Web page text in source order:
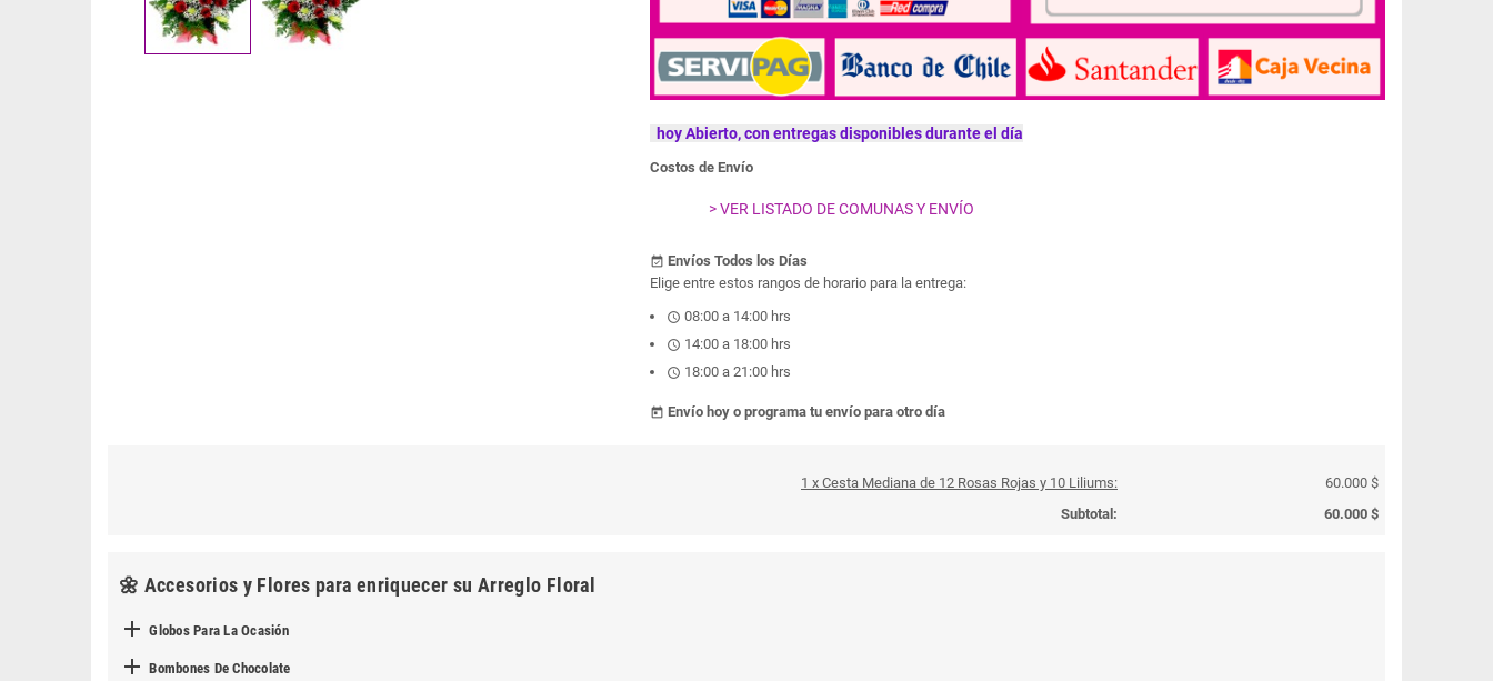
hoy Abierto, con entregas disponibles durante el día
Costos de Envío
> VER LISTADO DE COMUNAS Y ENVÍO
event_available Envíos Todos los Días
Elige entre estos rangos de horario para la entrega:
schedule 08:00 a 14:00 hrs
schedule 14:00 a 18:00 hrs
schedule 18:00 a 21:00 hrs
today Envío hoy o programa tu envío para otro día
1 x Cesta Mediana de 12 Rosas Rojas y 10 Liliums:
60.000 $
Subtotal:
60.000 $
🌼 Accesorios y Flores para enriquecer su Arreglo Floral
 Globos Para La Ocasión
 Bombones De Chocolate